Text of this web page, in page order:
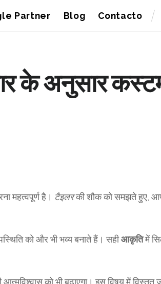
Partner Blog Contacto
के अनुसार
महत्वपूर्ण है। टैइलरकी शौक को समझते हुए,
को और भी भव्य बनाते हैं। सहीआकृतिमें
को भी बढ़ाएगा। इस विषय में विस्तृत